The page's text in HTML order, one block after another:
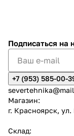
Подписаться на
+7 (953) 585-00-
Магазин:
г. Красноярск,
Склад: